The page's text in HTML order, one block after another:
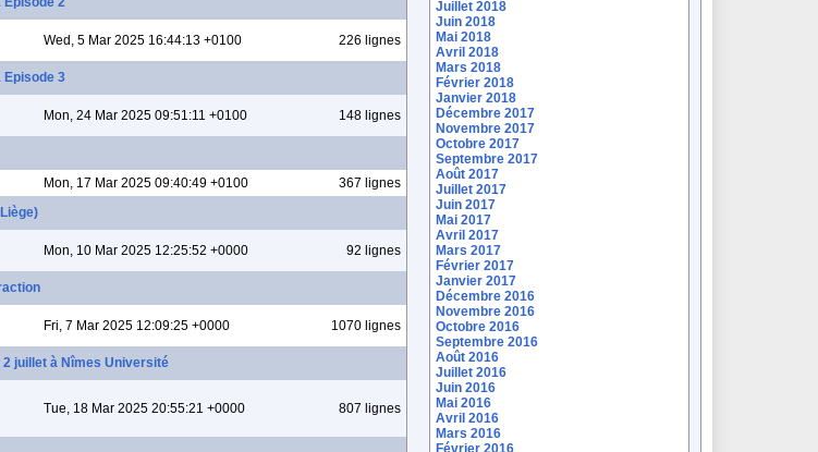
Wed, 5 Mar 2025 16:44:13 +0100 226 lignes
Episode 3
Mon, 24 Mar 2025 09:51:11 +0100 148 lignes
Mon, 17 Mar 2025 09:40:49 +0100
367 lignes
Mon, 10 Mar 2025 12:25:52 +0000 92 lignes
Fri, 7 Mar 2025 12:09:25 +0000 1070 lignes
juillet à Nîmes Université
Tue, 18 Mar 2025 20:55:21 +0000 807 lignes
Juillet 2018
Juin 2018
Mai 2018
Avril 2018
Mars 2018
Février 2018
Janvier 2018
Décembre 2017
Novembre 2017
Octobre 2017
Septembre 2017
Août 2017
Juillet 2017
Juin 2017
Mai 2017
Avril 2017
Mars 2017
Février 2017
Janvier 2017
Décembre 2016
Novembre 2016
Octobre 2016
Septembre 2016
Août 2016
Juillet 2016
Juin 2016
Mai 2016
Avril 2016
Mars 2016
Février 2016